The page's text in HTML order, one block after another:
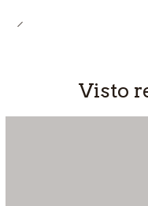
Visto